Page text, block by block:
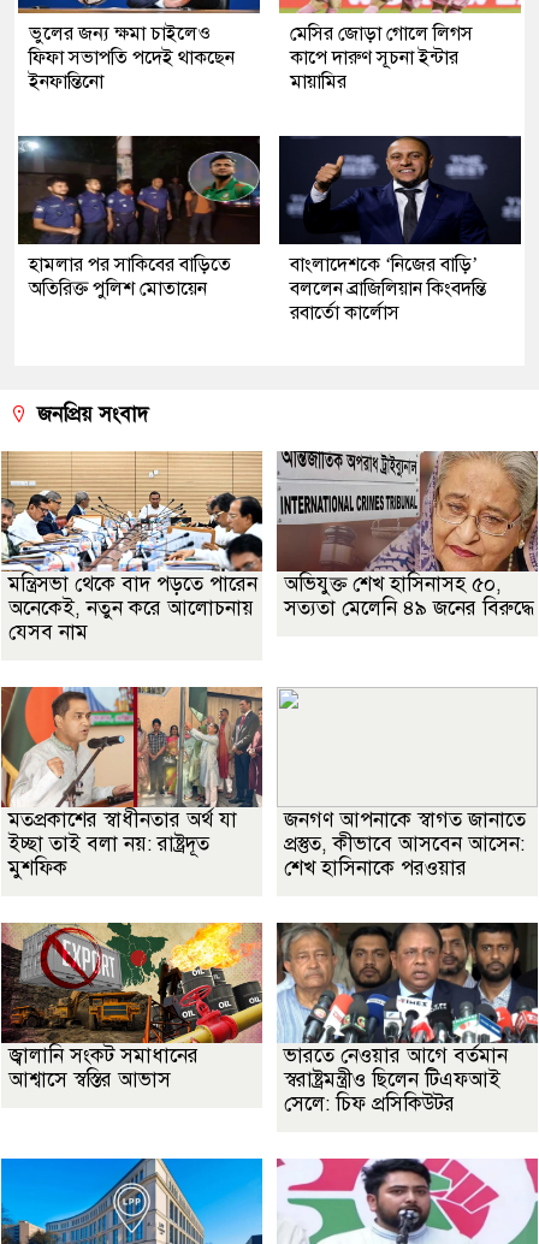
ভুলের জন্য ক্ষমা চাইলেও
ফিফা সভাপতি পদেই থাকছেন
ইনফান্তিনো
মেসির জোড়া গোলে লিগস
কাপে দারুণ সূচনা ইন্টার
মায়ামির
হামলার পর সাকিবের বাড়িতে
অতিরিক্ত পুলিশ মোতায়েন
বাংলাদেশকে ‘নিজের বাড়ি’
বললেন ব্রাজিলিয়ান কিংবদন্তি
রবার্তো কার্লোস
জনপ্রিয় সংবাদ
মন্ত্রিসভা থেকে বাদ পড়তে পারেন
অনেকেই, নতুন করে আলোচনায়
যেসব নাম
অভিযুক্ত শেখ হাসিনাসহ ৫০,
সত্যতা মেলেনি ৪৯ জনের বিরুদ্ধে
মতপ্রকাশের স্বাধীনতার অর্থ যা
ইচ্ছা তাই বলা নয়: রাষ্ট্রদূত
মুশফিক
জনগণ আপনাকে স্বাগত জানাতে
প্রস্তুত, কীভাবে আসবেন আসেন:
শেখ হাসিনাকে পরওয়ার
জ্বালানি সংকট সমাধানের
আশ্বাসে স্বস্তির আভাস
ভারতে নেওয়ার আগে বর্তমান
স্বরাষ্ট্রমন্ত্রীও ছিলেন টিএফআই
সেলে: চিফ প্রসিকিউটর